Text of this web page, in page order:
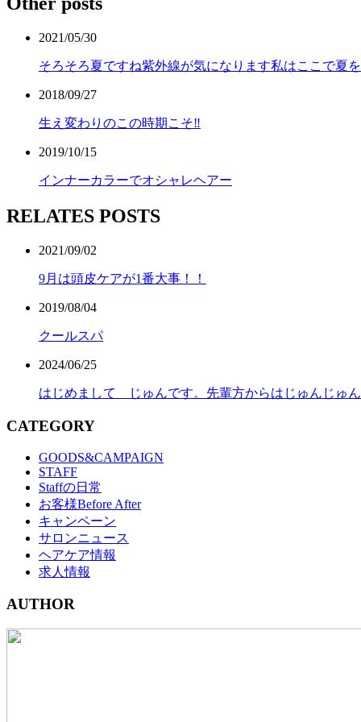
2021/05/30
そろそろ夏ですね紫外線が気になります私はここで夏
2018/09/27
生え変わりのこの時期こそ‼︎
2019/10/15
インナーカラーでオシャレヘアー
RELATES POSTS
2021/09/02
9月は頭皮ケアが1番大事！！
2019/08/04
クールスパ
2024/06/25
はじめまして じゅんです。先輩方からはじゅんじゅん
CATEGORY
GOODS&CAMPAIGN
STAFF
Staffの日常
お客様Before After
キャンペーン
サロンニュース
ヘアケア情報
求人情報
AUTHOR